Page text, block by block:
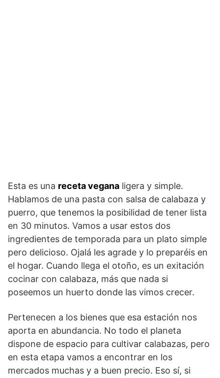
Esta es una receta vegana ligera y simple.
Hablamos de una pasta con salsa de calabaza y
puerro, que tenemos la posibilidad de tener lista
en 30 minutos. Vamos a usar estos dos
ingredientes de temporada para un plato simple
pero delicioso. Ojalá les agrade y lo preparéis en
el hogar. Cuando llega el otoño, es un exitación
cocinar con calabaza, más que nada si
poseemos un huerto donde las vimos crecer.
Pertenecen a los bienes que esa estación nos
aporta en abundancia. No todo el planeta
dispone de espacio para cultivar calabazas, pero
en esta etapa vamos a encontrar en los
mercados muchas y a buen precio. Eso sí, si